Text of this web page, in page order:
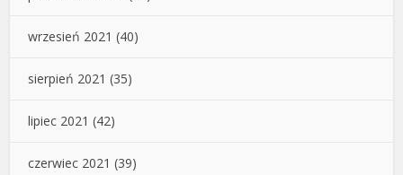
wrzesień 2021 (40)
sierpień 2021 (35)
lipiec 2021 (42)
czerwiec 2021 (39)